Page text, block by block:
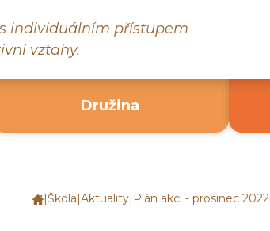
individuálním přístupem
vztahy.
Družina
Základní
Škola Aktuality Plán akcí - prosinec 2022